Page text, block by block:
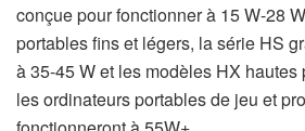
conçue pour fonctionner à 15 W-28
portables fins et légers, la série HS
à 35-45 W et les modèles HX hautes
les ordinateurs portables de jeu et